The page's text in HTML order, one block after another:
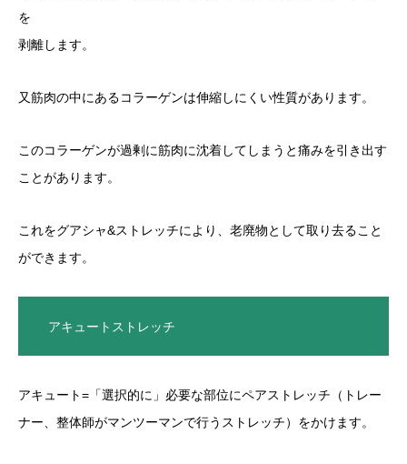
を
剥離します。
又筋肉の中にあるコラーゲンは伸縮しにくい性質があります。
このコラーゲンが過剰に筋肉に沈着してしまうと痛みを引き出す
ことがあります。
これをグアシャ&ストレッチにより、老廃物として取り去ること
ができます。
アキュートストレッチ
アキュート=「選択的に」必要な部位にペアストレッチ（トレー
ナー、整体師がマンツーマンで行うストレッチ）をかけます。